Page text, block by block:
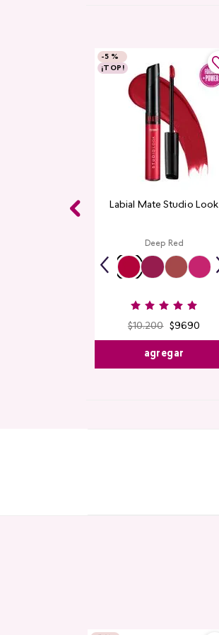
-5 %
¡TOP!
Labial Mate Studio Look
Deep Red
$10.200 $9690
agregar